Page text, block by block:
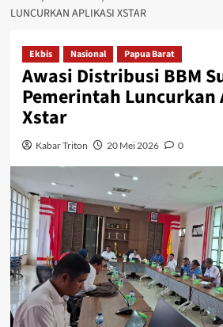
LUNCURKAN APLIKASI XSTAR
Ekbis Nasional Papua Barat
Awasi Distribusi BBM
Pemerintah Luncurkan
Xstar
Kabar Triton 20 Mei 2026 0